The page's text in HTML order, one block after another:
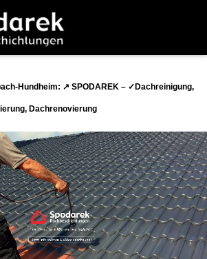
Hundheim: ↗️ SPODAREK – ✓Dachreinigung,
Dachrenovierung